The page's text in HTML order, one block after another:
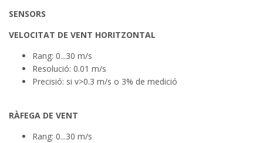
SENSORS
VELOCITAT DE VENT HORITZONTAL
Rang: 0...30 m/s
Resolució: 0.01 m/s
Precisió: si v>0.3 m/s o 3% de medició
RÀFEGA DE VENT
Rang: 0...30 m/s